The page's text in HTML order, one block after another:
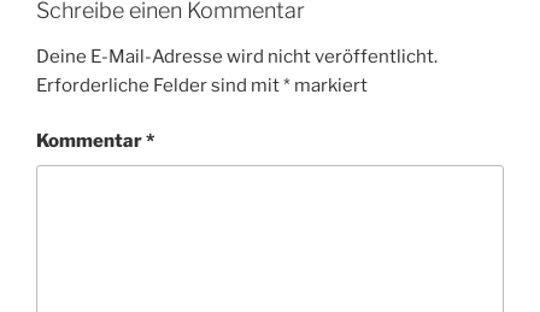
Schreibe einen Kommentar
Deine E-Mail-Adresse wird nicht veröffentlicht.
Erforderliche Felder sind mit* markiert
Kommentar*